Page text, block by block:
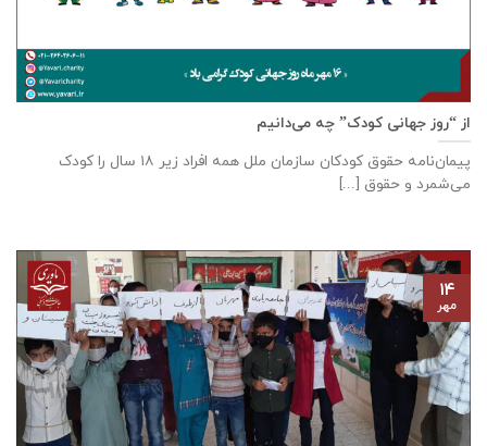
از “روز جهانی کودک” چه می‌دانیم
پیمان‌نامه‌ حقوق کودکان سازمان ملل همه‌ افراد زیر ۱۸ سال را کودک
می‌شمرد و حقوق [...]
۱۴
مهر